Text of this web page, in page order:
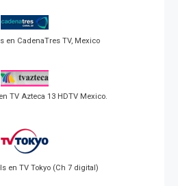
en CadenaTres TV, Mexico
TV Azteca 13 HDTV Mexico.
en TV Tokyo (Ch 7 digital)